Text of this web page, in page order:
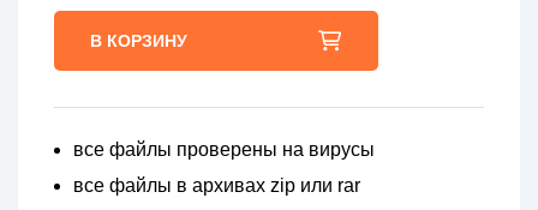
В КОРЗИНУ
все файлы проверены на вирусы
все файлы в архивах zip или rar